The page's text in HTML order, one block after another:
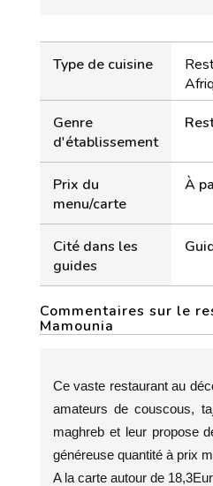
Type de cuisine
Genre
d'établissement
Prix du
menu/carte
À
Cité dans les
guides
Commentaires sur le
Mamounia
Ce vaste restaurant au
amateurs de couscous,
maghreb et leur propose
généreuse quantité à prix
A la carte autour de